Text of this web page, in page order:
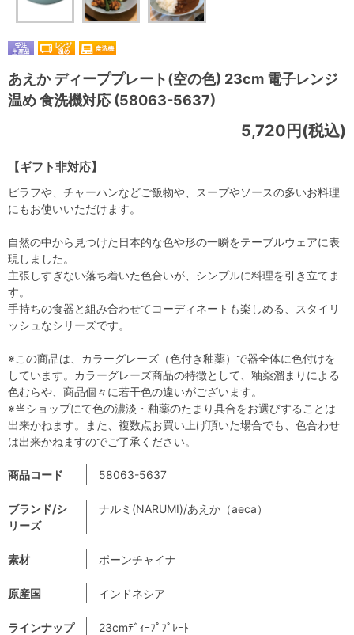
あえか ディーププレート(空の色) 23cm 電子レンジ
温め 食洗機対応 (58063-5637)
【ギフト非対応】
5,720円(税込)
商品コード 58063-5637
ブランド/シ
リーズ
ナルミ(NARUMI)/あえか（aeca）
素材 ボーンチャイナ
原産国 インドネシア
ラインナップ 23cmﾃﾞｨｰﾌﾟﾌﾟﾚｰﾄ
ピラフや、チャーハンなどご飯物や、スープやソースの多いお料理
にもお使いいただけます。
自然の中から見つけた日本的な色や形の一瞬をテーブルウェアに表
現しました。
主張しすぎない落ち着いた色合いが、シンプルに料理を引き立てま
す。
手持ちの食器と組み合わせてコーディネートも楽しめる、スタイリ
ッシュなシリーズです。
※この商品は、カラーグレーズ（色付き釉薬）で器全体に色付けを
しています。カラーグレーズ商品の特徴として、釉薬溜まりによる
色むらや、商品個々に若干色の違いがございます。
※当ショップにて色の濃淡・釉薬のたまり具合をお選びすることは
出来かねます。また、複数点お買い上げ頂いた場合でも、色合わせ
は出来かねますのでご了承ください。